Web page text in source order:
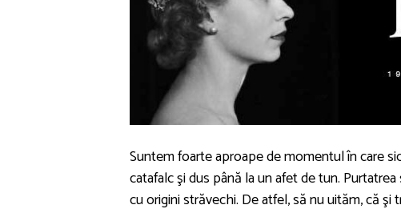
Suntem foarte aproape de momentul în care
catafalc şi dus până la un afet de tun.
cu origini străvechi. De atfel, să nu uităm, că